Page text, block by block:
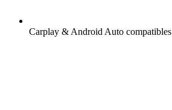
Carplay & Android Auto compatibles